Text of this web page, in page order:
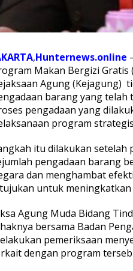
n
o
u
p
s
i
S
i
t
e
m
i
k
a
r
i
H
u
,Hunternews.online
Makan Bergizi Gratis
Agung (Kejagung)
barang yang
pengadaan yang
program
itu dilakukan setelah
pengadaan barang
dan menghambat
untuk
Agung Muda Bidang
bersama Badan
pemeriksaan
dengan program